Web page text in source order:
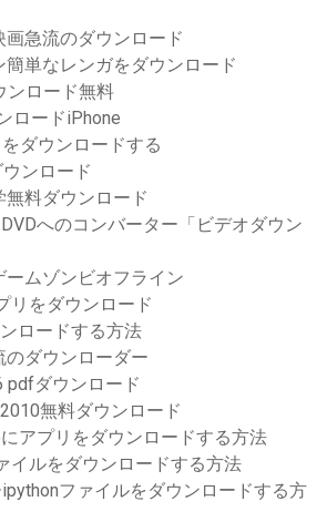
急流のダウンロード
単なレンガをダウンロード
ンロード無料
ロードiPhone
ダウンロードする
ンロード
料ダウンロード
へのコンバーター「ビデオダウン
ムゾンビオフライン
リをダウンロード
ロードする方法
ダウンローダー
ダウンロード
無料ダウンロード
アプリをダウンロードする方法
イルをダウンロードする方法
ファイルをダウンロードする方